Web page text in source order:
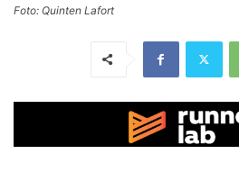
Foto: Quinten Lafort